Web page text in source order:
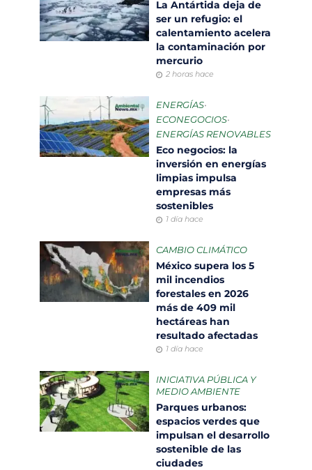
La Antártida deja de
ser un refugio: el
calentamiento acelera
la contaminación por
mercurio
2 horas hace
ENERGÍAS•
ECONEGOCIOS•
ENERGÍAS RENOVABLES
Eco negocios: la
inversión en energías
limpias impulsa
empresas más
sostenibles
1 día hace
CAMBIO CLIMÁTICO
México supera los 5
mil incendios
forestales en 2026
más de 409 mil
hectáreas han
resultado afectadas
1 día hace
INICIATIVA PÚBLICA Y
MEDIO AMBIENTE
Parques urbanos:
espacios verdes que
impulsan el desarrollo
sostenible de las
ciudades